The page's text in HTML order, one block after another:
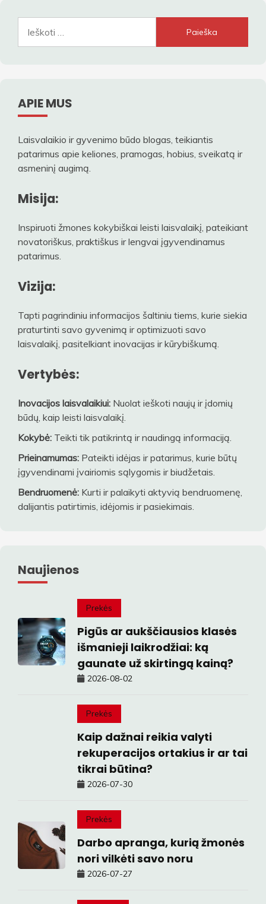
APIE MUS
Laisvalaikio ir gyvenimo būdo blogas, teikiantis
patarimus apie keliones, pramogas, hobius, sveikatą ir
asmeninį augimą.
Misija:
Inspiruoti žmones kokybiškai leisti laisvalaikį, pateikiant
novatoriškus, praktiškus ir lengvai įgyvendinamus
patarimus.
Vizija:
Tapti pagrindiniu informacijos šaltiniu tiems, kurie siekia
praturtinti savo gyvenimą ir optimizuoti savo
laisvalaikį, pasitelkiant inovacijas ir kūrybiškumą.
Vertybės:
Inovacijos laisvalaikiui: Nuolat ieškoti naujų ir įdomių
būdų, kaip leisti laisvalaikį.
Kokybė: Teikti tik patikrintą ir naudingą informaciją.
Prieinamumas: Pateikti idėjas ir patarimus, kurie būtų
įgyvendinami įvairiomis sąlygomis ir biudžetais.
Bendruomenė: Kurti ir palaikyti aktyvią bendruomenę,
dalijantis patirtimis, idėjomis ir pasiekimais.
Naujienos
Prekės
Pigūs ar aukščiausios klasės
išmanieji laikrodžiai: ką
gaunate už skirtingą kainą?
2026-08-02
Prekės
Kaip dažnai reikia valyti
rekuperacijos ortakius ir ar tai
tikrai būtina?
2026-07-30
Prekės
Darbo apranga, kurią žmonės
nori vilkėti savo noru
2026-07-27